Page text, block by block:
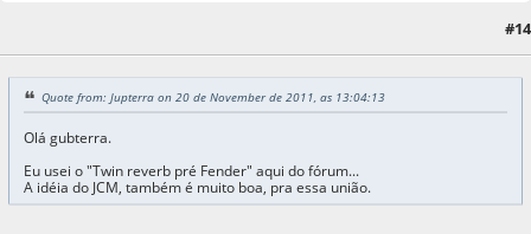
#14
Quote from: Jupterra on 20 de November de 2011, as 13:04:13
Olá gubterra.
Eu usei o "Twin reverb pré Fender" aqui do fórum...
A idéia do JCM, também é muito boa, pra essa união.